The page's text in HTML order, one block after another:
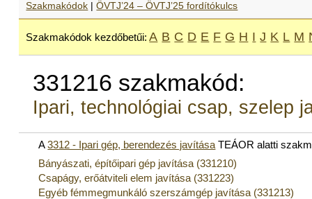
Szakmakódok |ÖVTJ’24 – ÖVTJ’25 fordítókulcs
Szakmakódok kezdőbetűi: A B C D E F G H I J K L M
331216 szakmakód:
Ipari, technológiai csap, szelep
A3312 - Ipari gép, berendezés javítása TEÁOR alatti
Bányászati, építőipari gép javítása (331210)
Csapágy, erőátviteli elem javítása (331223)
Egyéb fémmegmunkáló szerszámgép javítása (331213)